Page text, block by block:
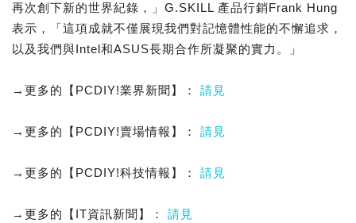
再次創下新的世界紀錄，」G.SKILL 產品行銷Frank Hung
表示，「這項成就不僅展現我們對記憶體性能的不懈追求，
以及我們與Intel和ASUS長期合作所凝聚的實力。」
→更多的【PCDIY!業界新聞】： 請見
→更多的【PCDIY!賣場情報】： 請見
→更多的【PCDIY!科技情報】： 請見
→更多的【IT資訊新聞】： 請見